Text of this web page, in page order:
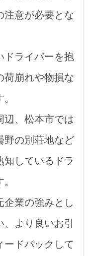
注意が必要とな
ドライバーを抱
荷崩れや物損な
辺、松本市では
野の別荘地など
知しているドラ
企業の強みとし
より良いお引
ードバックして